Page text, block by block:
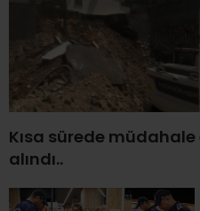
Kısa sürede
alındı..